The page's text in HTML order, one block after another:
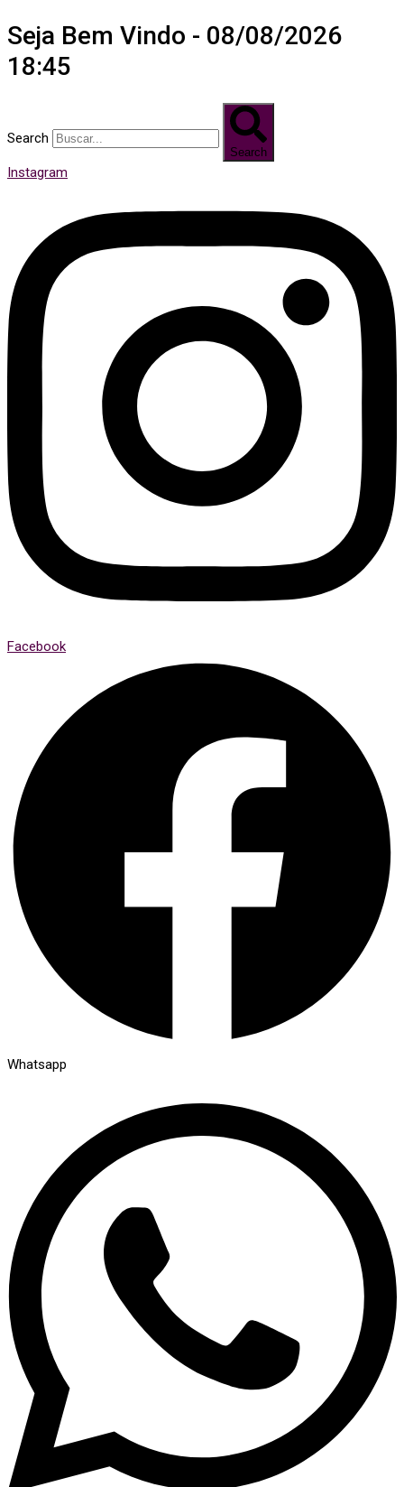
Seja Bem Vindo - 08/08/2026
18:45
Search
Search
Instagram
Facebook
Whatsapp